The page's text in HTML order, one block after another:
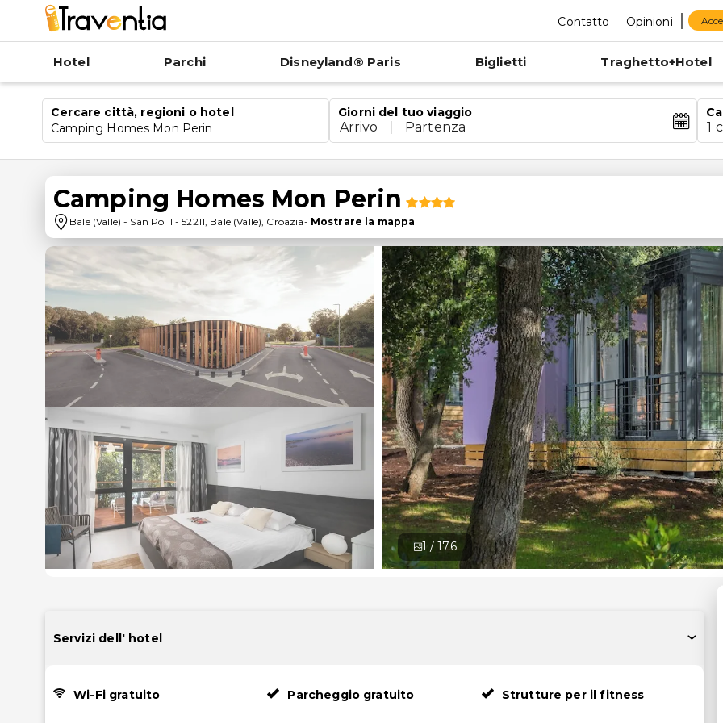
Contatto Opinioni
Hotel Parchi Disneyland® Paris Biglietti Traghetto+Hotel
Cercare città, regioni o hotel
Camping Homes Mon Perin
Giorni del tuo viaggio
Arrivo Partenza 1
Camping Homes Mon Perin
Bale (Valle) - San Pol 1 -52211, Bale (Valle), Croazia- Mostrare la mappa
1 /176
Servizi dell' hotel
Wi-Fi gratuito Parcheggio gratuito Strutture per il fitness